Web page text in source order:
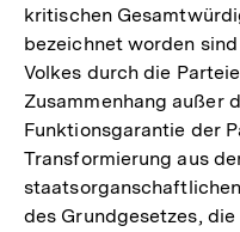
kritischen
bezeichnet worden
Volkes durch die
Zusammenhang außer
Funktionsgarantie der
Transformierung aus
des Grundgesetzes,